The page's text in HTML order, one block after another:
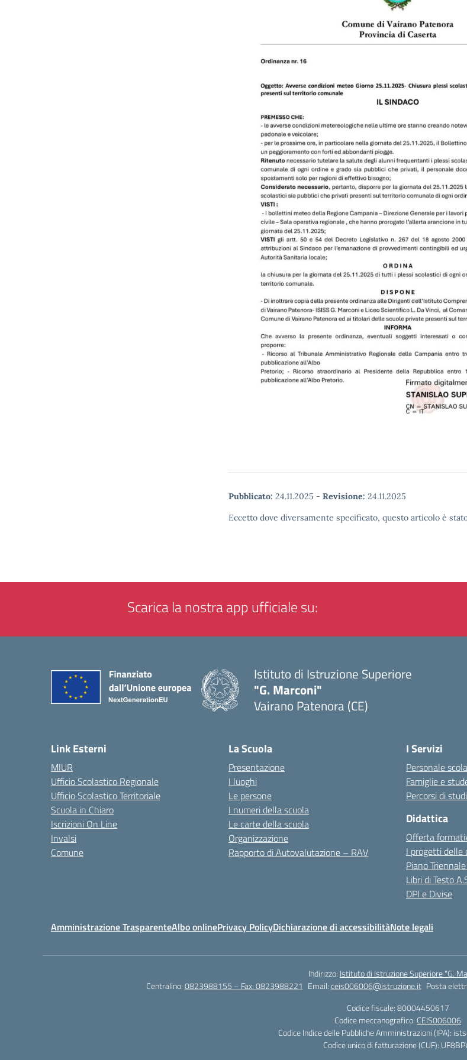
Pubblicato: 24.11.2025 - Revisione: 24.11.2025
Eccetto dove diversamente specificato, questo articolo è
Scarica la nostra app ufficiale su:
Istituto di Istruzione Superiore
"G. Marconi"
Vairano Patenora (CE)
Link Esterni
MIUR
Ufficio Scolastico Regionale
Ufficio Scolastico Territoriale
Scuola in Chiaro
Iscrizioni On Line
Invalsi
Comune
La Scuola
Presentazione
I luoghi
Le persone
I numeri della scuola
Le carte della scuola
Organizzazione
Rapporto di Autovalutazione – RAV
I Servizi
Personale
Famiglie e
Percorsi di
Didattica
Offerta
I progetti delle
Piano
Libri di Testo
DPI e Divise
Amministrazione TrasparenteAlbo onlinePrivacy PolicyDichiarazione di accessibilitàNote legali
Indirizzo: Istituto di Istruzione Superiore "G.
Centralino:0823988155 – Fax: 0823988221 Email:ceis006006@istruzione.it Posta
Codice fiscale: 80004450617
Codice meccanografico: CEIS006006
Codice Indice delle Pubbliche Amministrazioni (IPA):
Codice unico di fatturazione (CUF):